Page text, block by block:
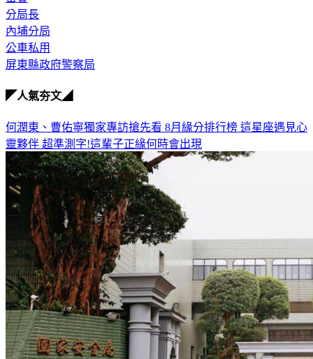
分局長
內埔分局
公車私用
屏東縣政府警察局
◤人氣夯文◢
何潤東、曹佑寧獨家專訪搶先看 8月緣分排行榜 這星座遇見心
靈夥伴 超準測字!這輩子正緣何時會出現